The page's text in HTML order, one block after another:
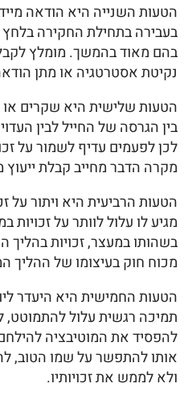
הטעות השנייה היא הודאה
בעבירה בתחילת החקירה בלחץ
בהם מאוד בהמשך. מומלץ
נקיטת אסטרטגיה או מתן
הטעות שלישית היא שקרים
בין הגרסה של החייל לבין
לכן לפעמים עדיף לשמור על
מקרה הדבר מחייב קבלת
הטעות הרביעית היא ויתור על
מגיע לו עלול לוותר על זכויות
בשהותו במעצר, זכויות בהליך
מכוח חוק בעיצומו של ההליך
הטעות החמישית היא היעדר
תמיכה רגשית עלול להתמוטט,
להפסיד את המוטיבציה
אותו להתפשר על שמו הטוב,
ולא לממש את זכויותיו.